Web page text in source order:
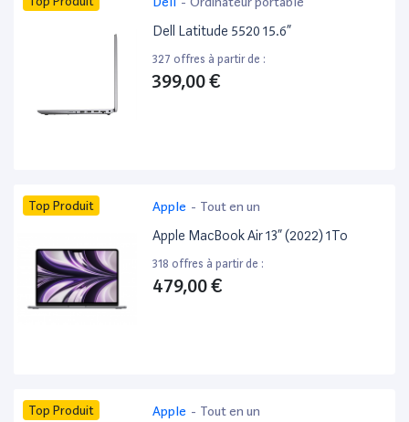
Dell Latitude 5520 15.6”
327 offres à partir de :
399,00 €
Top Produit Apple - Tout en un
Apple MacBook Air 13” (2022) 1To
318 offres à partir de :
479,00 €
Top Produit Apple - Tout en un